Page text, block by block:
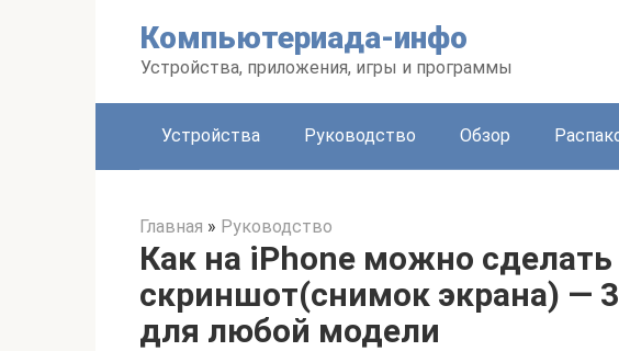
Компьютериада-инфо
Устройства, приложения, игры и программы
Устройства Руководство Обзор
Главная » Руководство
Как на iPhone можно сделать
скриншот(снимок экрана) ―
для любой модели